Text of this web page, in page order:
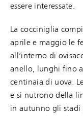
essere interessate.
La cocciniglia
aprile e maggio le
all’interno di
anello, lunghi fino
centinaia di uova.
e si nutrono della
in autunno gli